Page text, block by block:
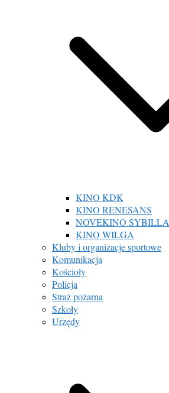
KINO KDK
KINO RENESANS
NOVEKINO SYBILLA
KINO WILGA
Kluby i organizacje sportowe
Komunikacja
Kościoły
Policja
Straż pożarna
Szkoły
Urzędy